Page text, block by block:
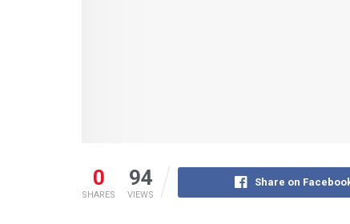
0
SHARES
94
VIEWS
Share on